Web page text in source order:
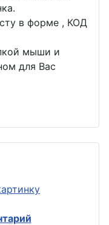
в форме , КОД
мыши и
для Вас